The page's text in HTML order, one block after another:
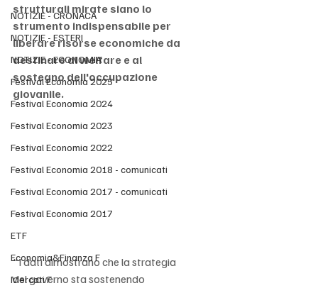
NOTIZIE - CRONACA
NOTIZIE - ESTERI
NOTIZIE - ECONOMIA
Festival Economia 2025
Festival Economia 2024
Festival Economia 2023
Festival Economia 2022
Festival Economia 2018 - comunicati
Festival Economia 2017 - comunicati
Festival Economia 2017
ETF
Economia&Finanza F
Mercati F
strutturali mirate siano lo
strumento indispensabile per
liberare risorse economiche da
destinare al welfare e al
sostegno dell'occupazione
giovanile.
"I dati dimostrano che la strategia
del governo sta sostenendo